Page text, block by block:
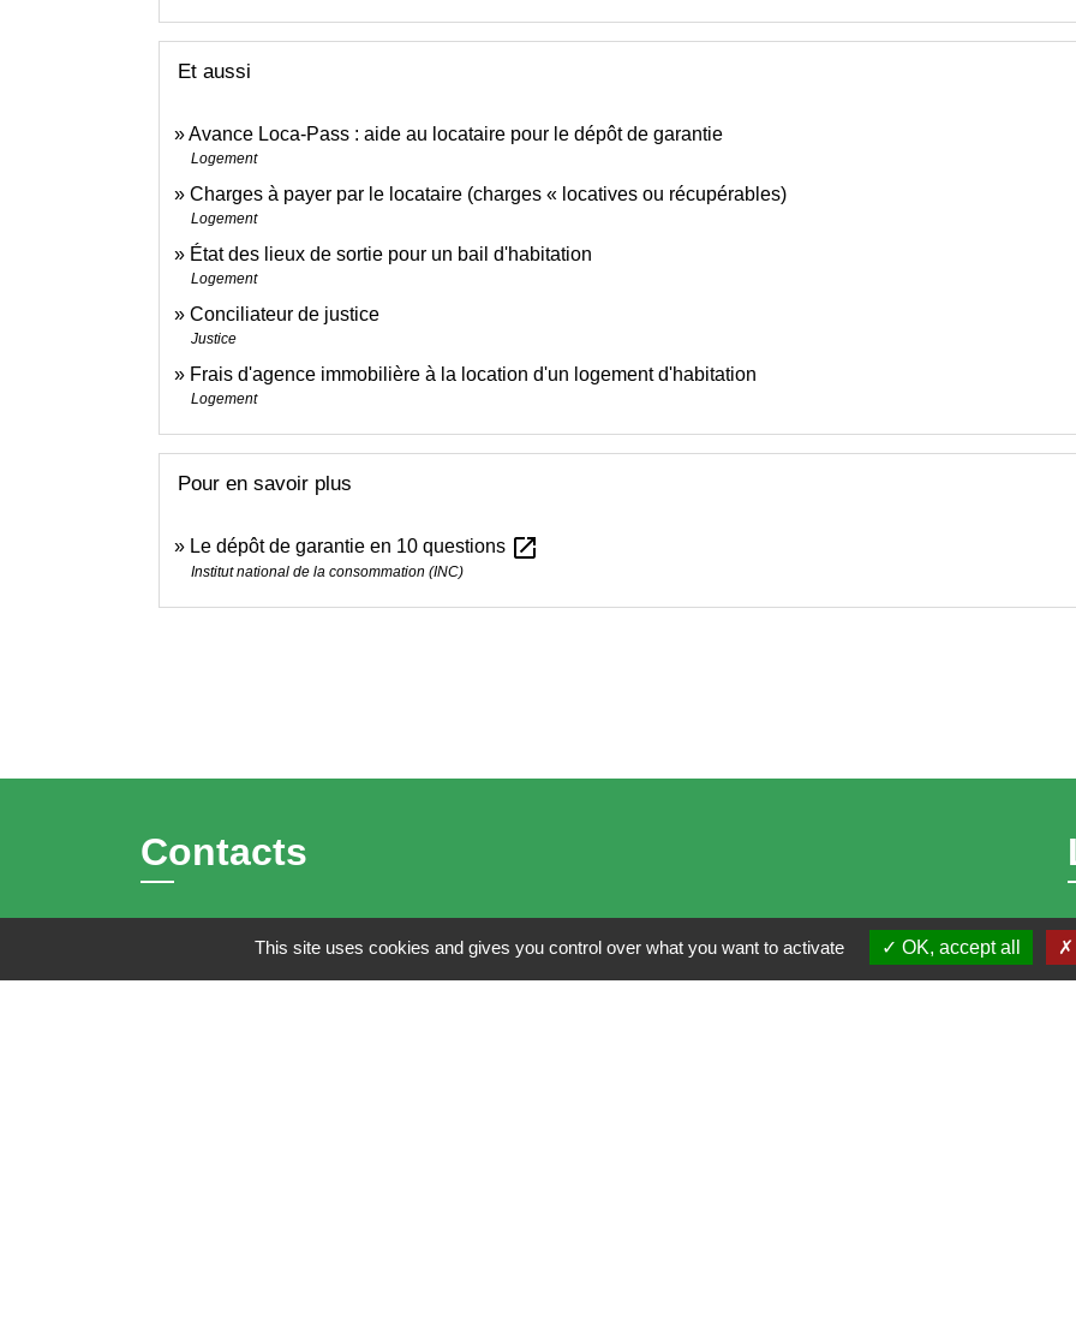
Et aussi
Avance Loca-Pass : aide au locataire pour le dépôt de garantie
Logement
Charges à payer par le locataire (charges « locatives ou récupérables)
Logement
État des lieux de sortie pour un bail d'habitation
Logement
Conciliateur de justice
Justice
Frais d'agence immobilière à la location d'un logement d'habitation
Logement
Pour en savoir plus
Le dépôt de garantie en 10 questions open_in_new
Institut national de la consommation (INC)
Contacts
Mairie de Brains
This site uses cookies and gives you control over what you want to activate OK, accept all